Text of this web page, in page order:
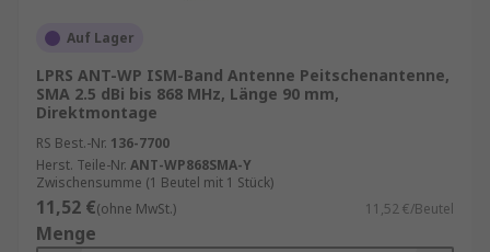
Auf Lager
LPRS ANT-WP ISM-Band Antenne Peitschenantenne,
SMA 2.5 dBi bis 868 MHz, Länge 90 mm,
Direktmontage
RS Best.-Nr. 136-7700
Herst. Teile-Nr. ANT-WP868SMA-Y
Zwischensumme (1 Beutel mit 1 Stück)
11,52 €(ohne MwSt.) 11,52 €/Beutel
Menge